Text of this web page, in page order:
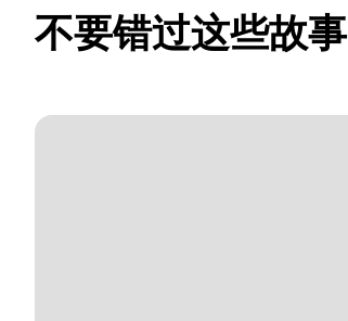
不要错过这些故事